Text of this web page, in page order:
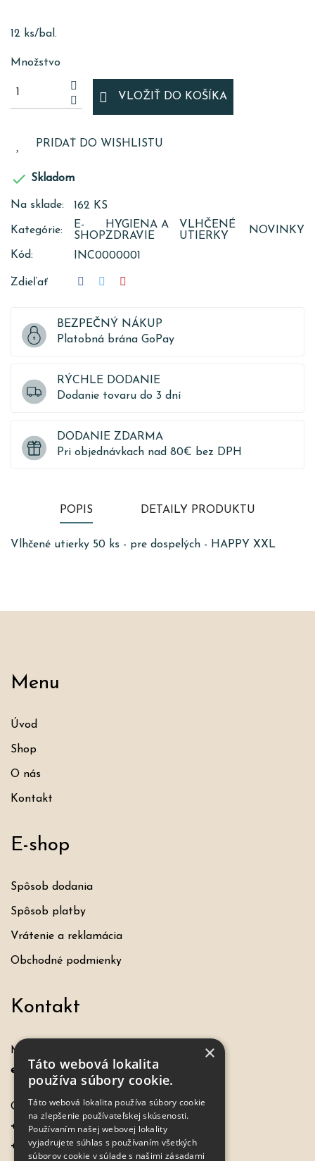
12 ks/bal.
Množstvo
VLOŽIŤ DO KOŠÍKA
PRIDAŤ DO WISHLISTU
 Skladom
Na sklade: 162 KS
Kategórie:
E-
SHOP
HYGIENA A
ZDRAVIE
VLHČENÉ
UTIERKY
NOVINKY
Kód: INC0000001
Zdieľať
BEZPEČNÝ NÁKUP
Platobná brána GoPay
RÝCHLE DODANIE
Dodanie tovaru do 3 dní
DODANIE ZDARMA
Pri objednávkach nad 80€ bez DPH
POPIS DETAILY PRODUKTU
Vlhčené utierky 50 ks - pre dospelých - HAPPY XXL
Menu
Úvod
Shop
O nás
Kontakt
E-shop
Spôsob dodania
Spôsob platby
Vrátenie a reklamácia
Obchodné podmienky
Kontakt
Máte otázku, požiadavku?
eshop@hochel.sk
Objednávky:
+421 917 649 198
+421 - 33 7798967
×
Táto webová lokalita
používa súbory cookie.
Táto webová lokalita používa súbory cookie
na zlepšenie používateľskej skúsenosti.
Používaním našej webovej lokality
vyjadrujete súhlas s používaním všetkých
súborov cookie v súlade s našimi zásadami